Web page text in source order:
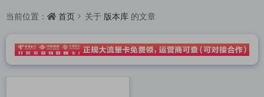
当前位置： 首页 关于 版本库 的文章